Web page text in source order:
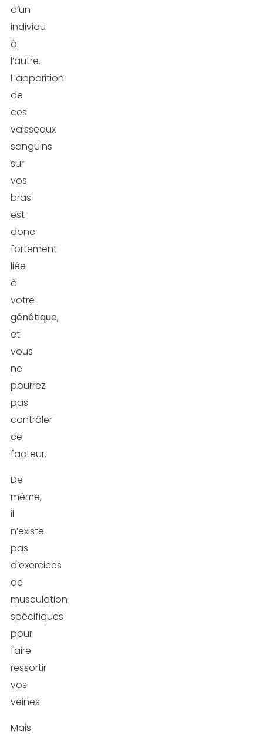
d’un
individu
à
l’autre.
L’apparition
de
ces
vaisseaux
sanguins
sur
vos
bras
est
donc
fortement
liée
à
votre
génétique,
et
vous
ne
pourrez
pas
contrôler
ce
facteur.
De
même,
il
n’existe
pas
d’exercices
de
musculation
spécifiques
pour
faire
ressortir
vos
veines.
Mais